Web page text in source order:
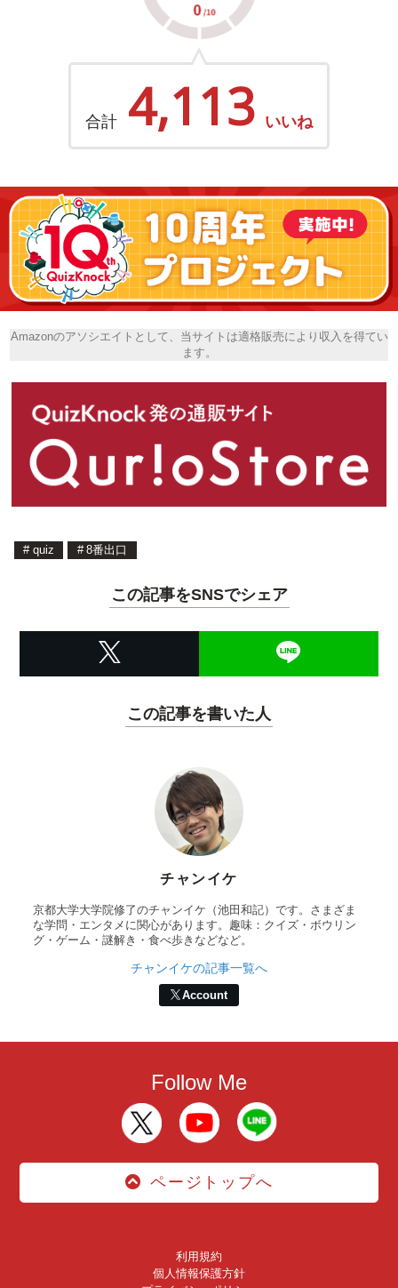
合計 4,113 いいね
Amazonのアソシエイトとして、当サイトは適格販売により収入を得てい
ます。
# quiz # 8番出口
この記事をSNSでシェア
この記事を書いた人
チャンイケ
京都大学大学院修了のチャンイケ（池田和記）です。さまざま
な学問・エンタメに関心があります。趣味：クイズ・ボウリン
グ・ゲーム・謎解き・食べ歩きなどなど。
チャンイケの記事一覧へ
Account
Follow Me
ページトップへ
利用規約
個人情報保護方針